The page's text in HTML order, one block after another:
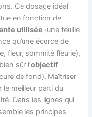
Ce dosage idéal
en fonction de
utilisée (une feuille
qu’une écorce de
fleur, sommité fleurie),
sûr l’objectif
de fond). Maîtriser
le meilleur parti du
Dans les lignes qui
les principes